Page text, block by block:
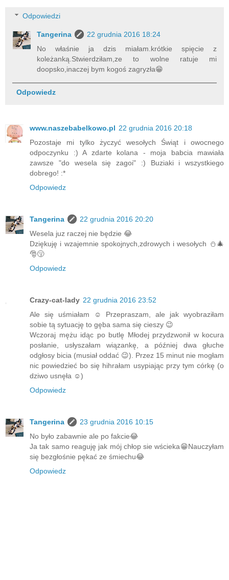
Odpowiedzi
Tangerina
22 grudnia 2016 18:24
No właśnie ja dzis miałam.krótkie spięcie z
koleżanką.Stwierdziłam,ze to wolne ratuje mi
doopsko,inaczej bym kogoś zagryzła😁
Odpowiedz
www.naszebabelkowo.pl 22 grudnia 2016 20:18
Pozostaje mi tylko życzyć wesołych Świąt i owocnego
odpoczynku :) A zdarte kolana - moja babcia mawiała
zawsze "do wesela się zagoi" :) Buziaki i wszystkiego
dobrego! :*
Odpowiedz
Tangerina
22 grudnia 2016 20:20
Wesela juz raczej nie będzie 😂
Dziękuję i wzajemnie spokojnych,zdrowych i wesołych ⛄🎄
🎅😚
Odpowiedz
Crazy-cat-lady 22 grudnia 2016 23:52
Ale się uśmiałam ☺ Przepraszam, ale jak wyobraziłam
sobie tą sytuację to gęba sama się cieszy 😉
Wczoraj mężu idąc po butlę Młodej przydzwonił w kocura
posłanie, usłyszałam wiązankę, a później dwa głuche
odgłosy bicia (musiał oddać 😉). Przez 15 minut nie mogłam
nic powiedzieć bo się hihrałam usypiając przy tym córkę (o
dziwo usnęła ☺)
Odpowiedz
Tangerina
23 grudnia 2016 10:15
No było zabawnie ale po fakcie😂
Ja tak samo reaguję jak mój chłop sie wścieka😁Nauczyłam
się bezgłośnie pękać ze śmiechu😂
Odpowiedz